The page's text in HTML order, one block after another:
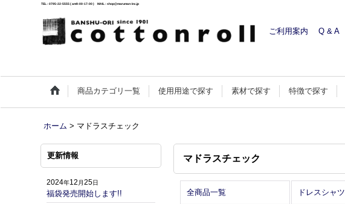
TEL : 0795-22-5555 ( am9:00-17:00 ) MAIL : shop@maruman-inc.jp
ご利用案内 Q & A
商品カテゴリ一覧 使用用途で探す 素材で探す 特徴で探す
ホーム > マドラスチェック
更新情報
2024年12 月25日
福袋発売開始します!!
マドラスチェック
全商品一覧 ドレスシャツ